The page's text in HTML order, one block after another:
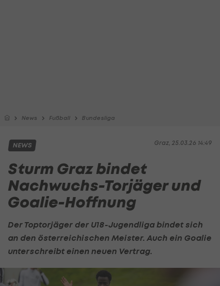
News Fußball Bundesliga
Graz, 25.03.26 14:49
NEWS
Sturm Graz bindet
Nachwuchs-Torjäger und
Goalie-Hoffnung
Der Toptorjäger der U18-Jugendliga bindet sich
an den österreichischen Meister. Auch ein Goalie
unterschreibt einen neuen Vertrag.